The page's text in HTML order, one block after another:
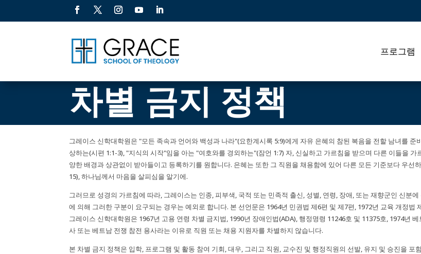
프로그램
차별 금지 정책
그레이스 신학대학원은 "모든 족속과 언어와 백성과 나라"(요한계시록 5:9)에게 자유 은혜의 참된 복음을 전할 남녀를
상하는(시편 1:1-3), "지식의 시작"임을 아는 "여호와를 경외하는"(잠언 1:7) 자, 신실하고 가르침을 받으며 다른 이들을
양한 배경과 상관없이 받아들이고 등록하기를 원합니다. 은혜는 또한 그 직원을 채용함에 있어 다른 모든 기준보다 우
15), 하나님께서 마음을 살피심을 알기에.
그러므로 성경의 가르침에 따라, 그레이스는 인종, 피부색, 국적 또는 민족적 출신, 성별, 연령, 장애, 또는 재향군인 신분
에 의해 그러한 구분이 요구되는 경우는 예외로 합니다. 본 선언문은 1964년 민권법 제6편 및 제7편, 1972년 교육 개정
그레이스 신학대학원은 1967년 고용 연령 차별 금지법, 1990년 장애인법(ADA), 행정명령 11246호 및 11375호, 1974년
사 또는 베트남 전쟁 참전 용사라는 이유로 직원 또는 채용 지원자를 차별하지 않습니다.
본 차별 금지 정책은 입학, 프로그램 및 활동 참여 기회, 대우, 그리고 직원, 교수진 및 행정직원의 선발, 유지 및 승진을